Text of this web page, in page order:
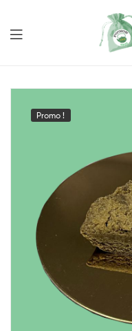
Promo !